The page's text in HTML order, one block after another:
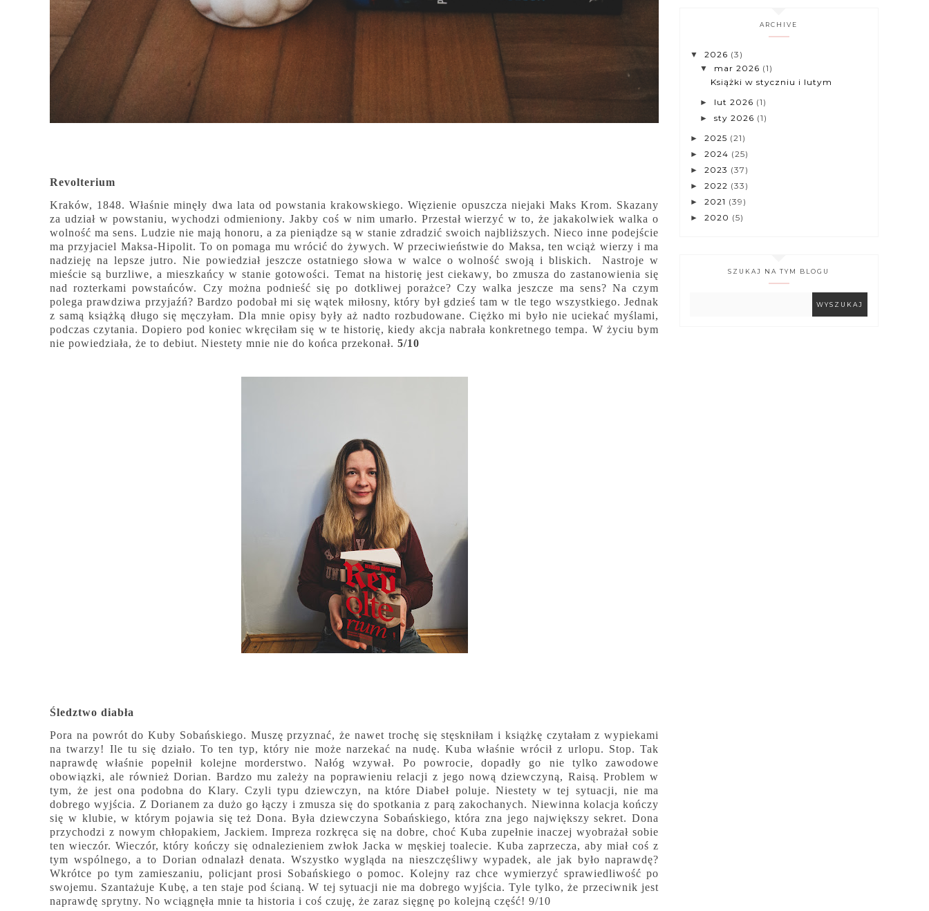
Revolterium
Kraków, 1848. Właśnie minęły dwa lata od powstania krakowskiego. Więzienie opuszcza niejaki Maks Krom. Skazany
za udział w powstaniu, wychodzi odmieniony. Jakby coś w nim umarło. Przestał wierzyć w to, że jakakolwiek walka o
wolność ma sens. Ludzie nie mają honoru, a za pieniądze są w stanie zdradzić swoich najbliższych. Nieco inne podejście
ma przyjaciel Maksa-Hipolit. To on pomaga mu wrócić do żywych. W przeciwieństwie do Maksa, ten wciąż wierzy i ma
nadzieję na lepsze jutro. Nie powiedział jeszcze ostatniego słowa w walce o wolność swoją i bliskich. Nastroje w
mieście są burzliwe, a mieszkańcy w stanie gotowości. Temat na historię jest ciekawy, bo zmusza do zastanowienia się
nad rozterkami powstańców. Czy można podnieść się po dotkliwej porażce? Czy walka jeszcze ma sens? Na czym
polega prawdziwa przyjaźń? Bardzo podobał mi się wątek miłosny, który był gdzieś tam w tle tego wszystkiego. Jednak
z samą książką długo się męczyłam. Dla mnie opisy były aż nadto rozbudowane. Ciężko mi było nie uciekać myślami,
podczas czytania. Dopiero pod koniec wkręciłam się w te historię, kiedy akcja nabrała konkretnego tempa. W życiu bym
nie powiedziała, że to debiut. Niestety mnie nie do końca przekonał. 5/10
Śledztwo diabła
Pora na powrót do Kuby Sobańskiego. Muszę przyznać, że nawet trochę się stęskniłam i książkę czytałam z wypiekami
na twarzy! Ile tu się działo. To ten typ, który nie może narzekać na nudę. Kuba właśnie wrócił z urlopu. Stop. Tak
naprawdę właśnie popełnił kolejne morderstwo. Nałóg wzywał. Po powrocie, dopadły go nie tylko zawodowe
obowiązki, ale również Dorian. Bardzo mu zależy na poprawieniu relacji z jego nową dziewczyną, Raisą. Problem w
tym, że jest ona podobna do Klary. Czyli typu dziewczyn, na które Diabeł poluje. Niestety w tej sytuacji, nie ma
dobrego wyjścia. Z Dorianem za dużo go łączy i zmusza się do spotkania z parą zakochanych. Niewinna kolacja kończy
się w klubie, w którym pojawia się też Dona. Była dziewczyna Sobańskiego, która zna jego największy sekret. Dona
przychodzi z nowym chłopakiem, Jackiem. Impreza rozkręca się na dobre, choć Kuba zupełnie inaczej wyobrażał sobie
ten wieczór. Wieczór, który kończy się odnalezieniem zwłok Jacka w męskiej toalecie. Kuba zaprzecza, aby miał coś z
tym wspólnego, a to Dorian odnalazł denata. Wszystko wygląda na nieszczęśliwy wypadek, ale jak było naprawdę?
Wkrótce po tym zamieszaniu, policjant prosi Sobańskiego o pomoc. Kolejny raz chce wymierzyć sprawiedliwość po
swojemu. Szantażuje Kubę, a ten staje pod ścianą. W tej sytuacji nie ma dobrego wyjścia. Tyle tylko, że przeciwnik jest
naprawdę sprytny. No wciągnęła mnie ta historia i coś czuję, że zaraz sięgnę po kolejną część! 9/10
ARCHIVE
▼ 2026 (3)
▼ mar 2026 (1)
Książki w styczniu i lutym
► lut 2026 (1)
►sty 2026 (1)
► 2025 (21)
► 2024 (25)
► 2023 (37)
► 2022 (33)
► 2021 (39)
► 2020 (5)
SZUKAJ NA TYM BLOGU